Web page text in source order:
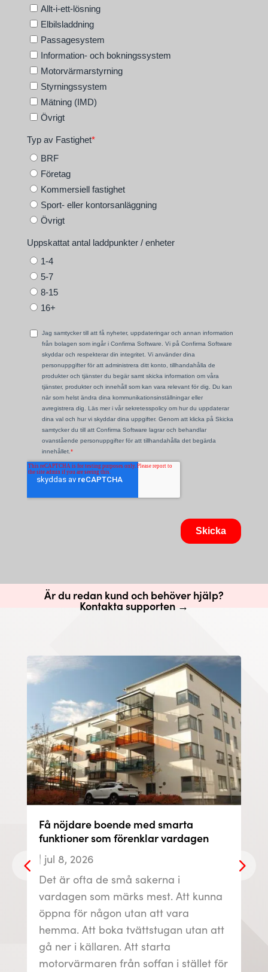
Är du redan kund och behöver hjälp?
Kontakta supporten →
Få nöjdare boende med smarta
funktioner som förenklar vardagen
| jul 8, 2026
Det är ofta de små sakerna i
vardagen som märks mest. Att kunna
öppna för någon utan att vara
hemma. Att boka tvättstugan utan att
gå ner i källaren. Att starta
motorvärmaren från soffan i stället för